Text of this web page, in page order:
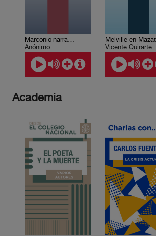
Marconio narra…
Anónimo
Melville en
Vicente Quirarte
Academia